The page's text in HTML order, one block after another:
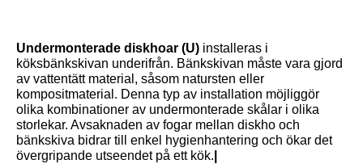
Undermonterade diskhoar (U) installeras i
köksbänkskivan underifrån. Bänkskivan måste vara gjord
av vattentätt material, såsom natursten eller
kompositmaterial. Denna typ av installation möjliggör
olika kombinationer av undermonterade skålar i olika
storlekar. Avsaknaden av fogar mellan diskho och
bänkskiva bidrar till enkel hygienhantering och ökar det
övergripande utseendet på ett kök.